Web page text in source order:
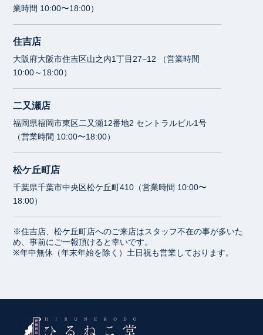
業時間 10:00〜18:00）
住吉店
大阪府大阪市住吉区山之内1丁目27−12 （営業時間
10:00～18:00）
二又瀬店
福岡県福岡市東区二又瀬12番地2 セントラルビル1号
（営業時間 10:00〜18:00）
松ケ丘町店
千葉県千葉市中央区松ケ丘町410（営業時間 10:00〜
18:00）
※住吉店、松ケ丘町店へのご来店はスタッフ不在の事が多いた
め、事前にご一報頂けると幸いです。
※年中無休（年末年始を除く）土日祝も営業しております。